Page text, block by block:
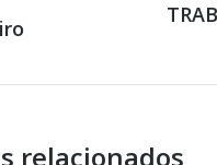
relacionados